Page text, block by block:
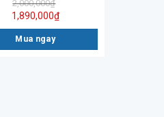
2,000,000₫
1,890,000₫
Mua ngay